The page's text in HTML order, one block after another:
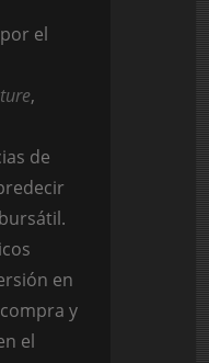
el
,
de
en
y
el